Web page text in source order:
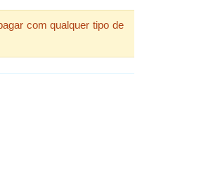
com qualquer tipo de